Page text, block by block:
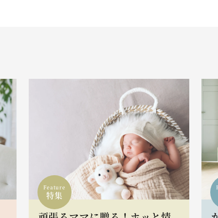
Feature
特集